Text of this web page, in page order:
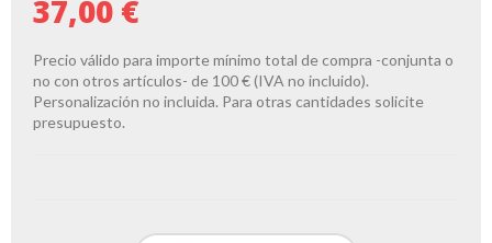
37,00 €
Precio válido para importe mínimo total de compra -conjunta o
no con otros artículos- de 100 € (IVA no incluido).
Personalización no incluida. Para otras cantidades solicite
presupuesto.